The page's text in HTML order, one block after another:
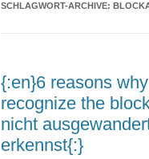
SCHLAGWORT-ARCHIVE:
{:en}6 reasons
recognize the
nicht
erkennst{:}